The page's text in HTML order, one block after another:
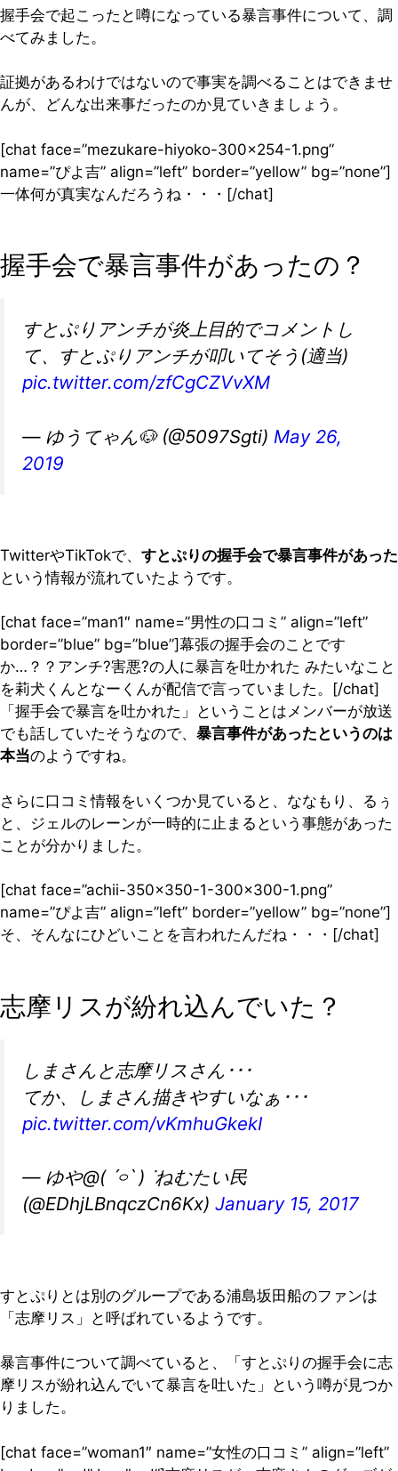
握手会で起こったと噂になっている暴言事件について、調
べてみました。
証拠があるわけではないので事実を調べることはできませ
んが、どんな出来事だったのか見ていきましょう。
[chat face=”mezukare-hiyoko-300×254-1.png”
name=”ぴよ吉” align=”left” border=”yellow” bg=”none”]
一体何が真実なんだろうね・・・[/chat]
握手会で暴言事件があったの？
すとぷりアンチが炎上目的でコメントし
て、すとぷりアンチが叩いてそう(適当)
pic.twitter.com/zfCgCZVvXM
— ゆうてゃん🐶 (@5097Sgti) May 26,
2019
TwitterやTikTokで、 すとぷりの握手会で暴言事件があった
という情報が流れていたようです。
[chat face=”man1″ name=”男性の口コミ” align=”left”
border=”blue” bg=”blue”]幕張の握手会のことです
か…？？アンチ?害悪?の人に暴言を吐かれた みたいなこと
を莉犬くんとなーくんが配信で言っていました。[/chat]
「握手会で暴言を吐かれた」ということはメンバーが放送
でも話していたそうなので、 暴言事件があったというのは
本当のようですね。
さらに口コミ情報をいくつか見ていると、ななもり、るぅ
と、ジェルのレーンが一時的に止まるという事態があった
ことが分かりました。
[chat face=”achii-350×350-1-300×300-1.png”
name=”ぴよ吉” align=”left” border=”yellow” bg=”none”]
そ、そんなにひどいことを言われたんだね・・・[/chat]
志摩リスが紛れ込んでいた？
しまさんと志摩リスさん･･･
てか、しまさん描きやすいなぁ･･･
pic.twitter.com/vKmhuGkekI
— ゆや@( ˊ࿁ˋ ) ᐝねむたい民
(@EDhjLBnqczCn6Kx) January 15, 2017
すとぷりとは別のグループである浦島坂田船のファンは
「志摩リス」と呼ばれているようです。
暴言事件について調べていると、「すとぷりの握手会に志
摩リスが紛れ込んでいて暴言を吐いた」という噂が見つか
りました。
[chat face=”woman1″ name=”女性の口コミ” align=”left”